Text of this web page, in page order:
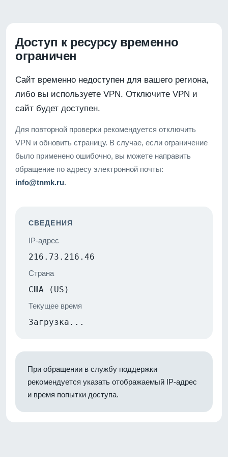
Доступ к ресурсу временно
ограничен
Сайт временно недоступен для вашего региона,
либо вы используете VPN. Отключите VPN и
сайт будет доступен.
Для повторной проверки рекомендуется отключить
VPN и обновить страницу. В случае, если ограничение
было применено ошибочно, вы можете направить
обращение по адресу электронной почты:
info@tnmk.ru.
СВЕДЕНИЯ
IP-адрес
216.73.216.46
Страна
США (US)
Текущее время
Загрузка...
При обращении в службу поддержки
рекомендуется указать отображаемый IP-адрес
и время попытки доступа.